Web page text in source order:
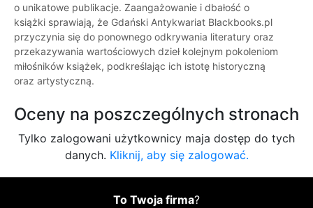
o unikatowe publikacje. Zaangażowanie i dbałość o
książki sprawiają, że Gdański Antykwariat Blackbooks.pl
przyczynia się do ponownego odkrywania literatury oraz
przekazywania wartościowych dzieł kolejnym pokoleniom
miłośników książek, podkreślając ich istotę historyczną
oraz artystyczną.
Oceny na poszczególnych stronach
Tylko zalogowani użytkownicy maja dostęp do tych
danych. Kliknij, aby się zalogować.
To Twoja firma?